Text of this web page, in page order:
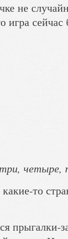
не
игра сейчас
три,
то
прыгалки-